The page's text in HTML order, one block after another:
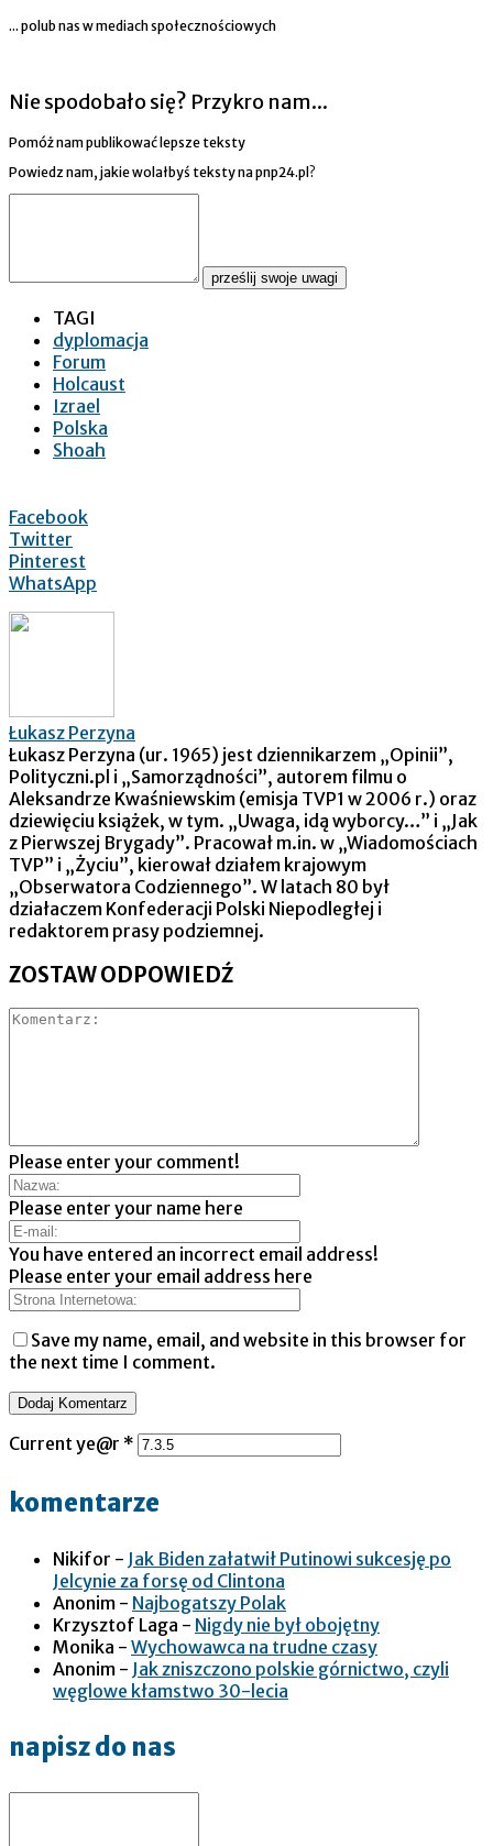
... polub nas w mediach społecznościowych
Nie spodobało się? Przykro nam...
Pomóż nam publikować lepsze teksty
Powiedz nam, jakie wolałbyś teksty na pnp24.pl?
prześlij swoje uwagi
TAGI
dyplomacja
Forum
Holcaust
Izrael
Polska
Shoah
Facebook
Twitter
Pinterest
WhatsApp
Łukasz Perzyna
Łukasz Perzyna (ur. 1965) jest dziennikarzem „Opinii”,
Polityczni.pl i „Samorządności”, autorem filmu o
Aleksandrze Kwaśniewskim (emisja TVP1 w 2006 r.) oraz
dziewięciu książek, w tym. „Uwaga, idą wyborcy…” i „Jak
z Pierwszej Brygady”. Pracował m.in. w „Wiadomościach
TVP” i „Życiu”, kierował działem krajowym
„Obserwatora Codziennego”. W latach 80 był
działaczem Konfederacji Polski Niepodległej i
redaktorem prasy podziemnej.
ZOSTAW ODPOWIEDŹ
Please enter your comment!
Please enter your name here
You have entered an incorrect email address!
Please enter your email address here
Save my name, email, and website in this browser for
the next time I comment.
Current ye@r *
komentarze
Nikifor - Jak Biden załatwił Putinowi sukcesję po
Jelcynie za forsę od Clintona
Anonim - Najbogatszy Polak
Krzysztof Laga - Nigdy nie był obojętny
Monika - Wychowawca na trudne czasy
Anonim - Jak zniszczono polskie górnictwo, czyli
węglowe kłamstwo 30-lecia
napisz do nas